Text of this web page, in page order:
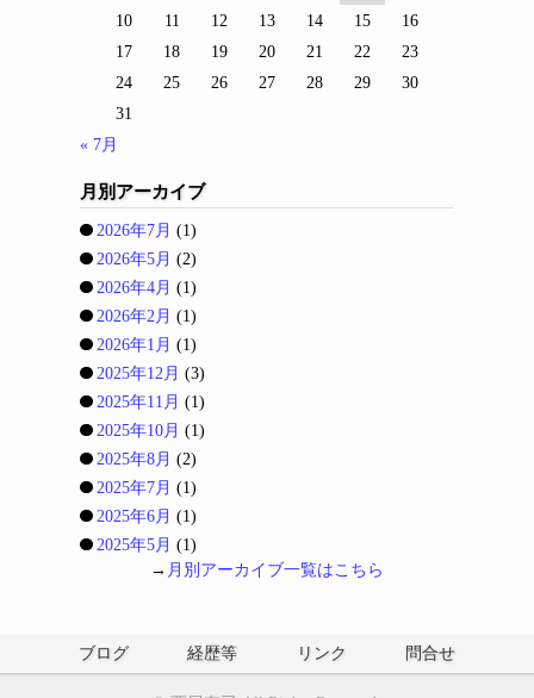
10
11 12 13 14 15
16
17
18 19 20 21 22
23
24
25 26 27 28 29
30
31
« 7月
月別アーカイブ
2026年7月 (1)
2026年5月 (2)
2026年4月 (1)
2026年2月 (1)
2026年1月 (1)
2025年12月 (3)
2025年11月 (1)
2025年10月 (1)
2025年8月 (2)
2025年7月 (1)
2025年6月 (1)
2025年5月 (1)
→ 月別アーカイブ一覧はこちら
ブログ 経歴等 リンク 問合せ